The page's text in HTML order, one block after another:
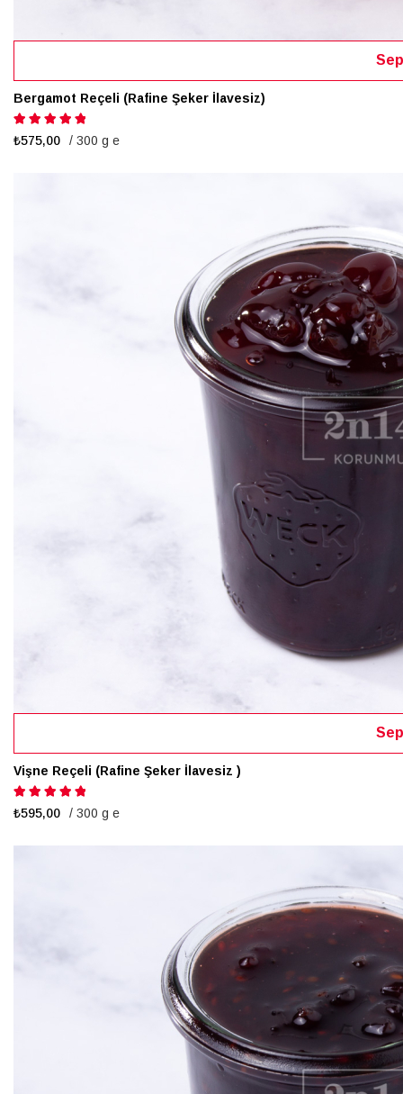
Bergamot Reçeli (Rafine Şeker İlavesiz)
Puanlama:
₺575,00 / 300 g e
Vişne Reçeli (Rafine Şeker İlavesiz )
Puanlama:
₺595,00 / 300 g e